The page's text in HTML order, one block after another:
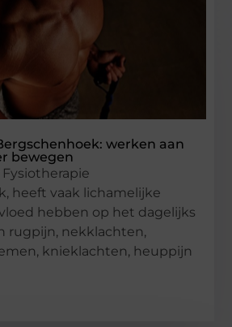
werken aan
bewegen
heeft vaak lichamelijke
hebben op het dagelijks
rugpijn, nekklachten,
knieklachten, heuppijn